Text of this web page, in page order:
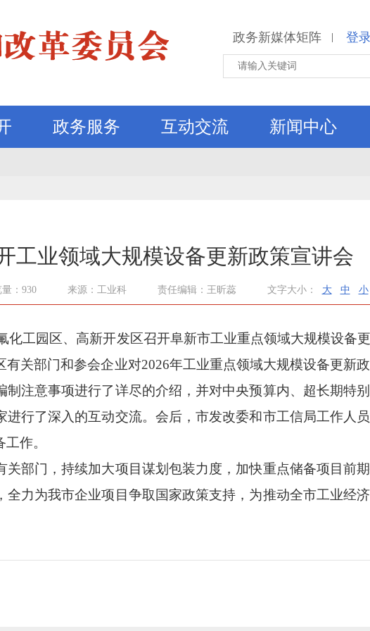
政务新媒体矩阵 | 登
政务服务 互动交流 新闻中心
工业领域大规模设备更新政策宣讲会
：930 来源：工业科 责任编辑：王昕蕊 文字大小： 大 中 小
化工园区、高新开发区召开阜新市工业重点领域大规模设备
有关部门和参会企业对2026年工业重点领域大规模设备更新
注意事项进行了详尽的介绍，并对中央预算内、超长期特
行了深入的互动交流。会后，市发改委和市工信局工作人
作。
门，持续加大项目谋划包装力度，加快重点储备项目前
力为我市企业项目争取国家政策支持，为推动全市工业经